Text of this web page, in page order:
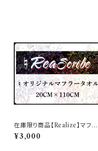
在庫限り商品【Realize】マフラ
ータオル（♮リアスクライブ 2nd
ONEMAN LIVE -リアライ
¥3,000